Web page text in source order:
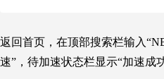
返回首页，在顶部搜索栏输入
速”，待加速状态栏显示“加速成